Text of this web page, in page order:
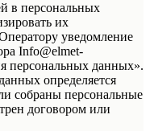
в персональных
их
уведомление
Info@elmet-
персональных данных».
определяется
собраны персональные
договором или